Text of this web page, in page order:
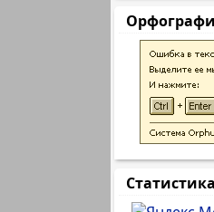
Статистика